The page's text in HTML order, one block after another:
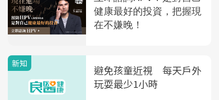
新知
避免孩童近視 每天戶外
玩耍最少1小時